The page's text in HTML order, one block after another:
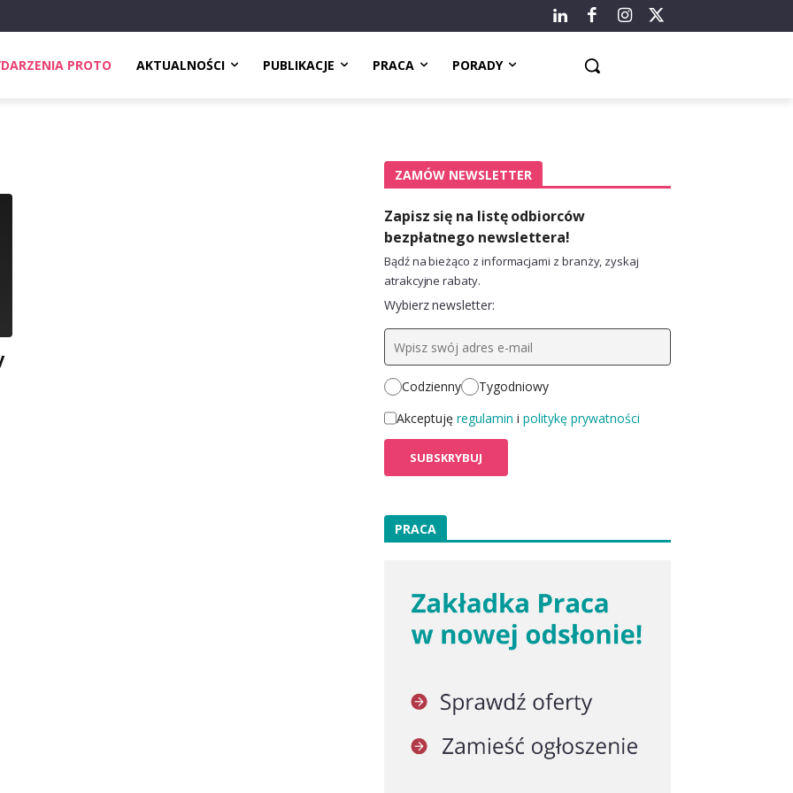
PROTO AKTUALNOŚCI PUBLIKACJE PRACA PORADY
ZAMÓW NEWSLETTER
Zapisz się na listę odbiorców
bezpłatnego newslettera!
Bądź na bieżąco z informacjami z branży, zyskaj
atrakcyjne rabaty.
Wybierz newsletter:
Codzienny
Tygodniowy
Akceptuję regulamin i politykę prywatności
PRACA